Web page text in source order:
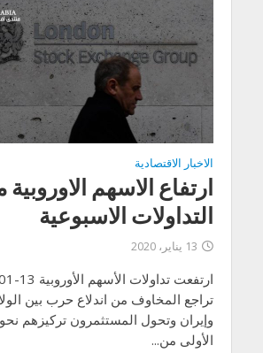
الاخبار الاقتصادية
ارتفاع الاسهم الاوروبية
التداولات الاسبوعية
13 يناير، 2020
تراجع المخاوف من اندلاع حرب بين
وإيران وتحول المستثمرون تركيزهم
الأولى من...